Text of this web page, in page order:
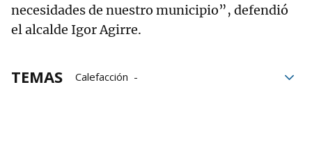
necesidades de nuestro municipio”, defendió
el alcalde Igor Agirre.
TEMAS
Calefacción